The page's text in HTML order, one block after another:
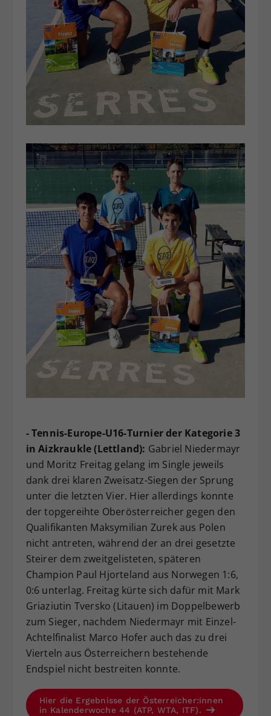
- Tennis-Europe-U16-Turnier der Kategorie 3
in Aizkraukle (Lettland): Gabriel Niedermayr
und Moritz Freitag gelang im Single jeweils
dank drei klaren Zweisatz-Siegen der Sprung
unter die letzten Vier. Hier allerdings konnte
der topgereihte Oberösterreicher gegen den
Qualifikanten Maksymilian Zurek aus Polen
nicht antreten, während der an drei gesetzte
Steirer dem zweitgelisteten, späteren
Champion Paul Hjorteland aus Norwegen 1:6,
0:6 unterlag. Freitag kürte sich dafür mit Mark
Griaziutin Tversko (Litauen) im Doppelbewerb
zum Sieger, nachdem Niedermayr mit Einzel-
Achtelfinalist Marco Hofer auch das zu drei
Vierteln aus Österreichern bestehende
Endspiel nicht bestreiten konnte.
Hier die Ergebnisse der Österreicher:innen
in Kalenderwoche 44 (ATP, WTA, ITF).